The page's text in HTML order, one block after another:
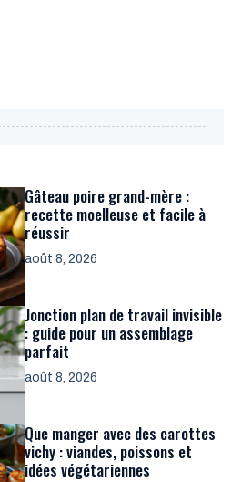
Gâteau poire grand-mère :
recette moelleuse et facile à
réussir
août 8, 2026
Jonction plan de travail invisible
: guide pour un assemblage
parfait
août 8, 2026
Que manger avec des carottes
vichy : viandes, poissons et
idées végétariennes